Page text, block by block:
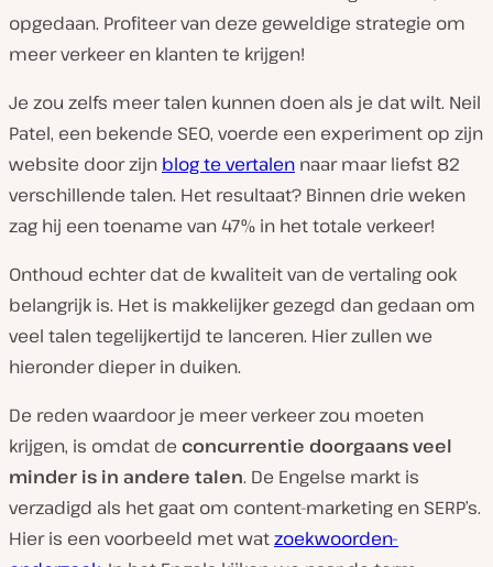
opgedaan. Profiteer van deze geweldige strategie om
meer verkeer en klanten te krijgen!
Je zou zelfs meer talen kunnen doen als je dat wilt. Neil
Patel, een bekende SEO, voerde een experiment op zijn
website door zijn blog te vertalen naar maar liefst 82
verschillende talen. Het resultaat? Binnen drie weken
zag hij een toename van 47% in het totale verkeer!
Onthoud echter dat de kwaliteit van de vertaling ook
belangrijk is. Het is makkelijker gezegd dan gedaan om
veel talen tegelijkertijd te lanceren. Hier zullen we
hieronder dieper in duiken.
De reden waardoor je meer verkeer zou moeten
krijgen, is omdat de concurrentie doorgaans veel
minder is in andere talen. De Engelse markt is
verzadigd als het gaat om content-marketing en SERP’s.
Hier is een voorbeeld met watzoekwoorden-